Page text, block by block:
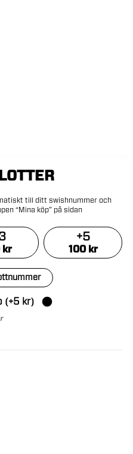
till ditt swishnummer och
“Mina köp” på sidan
kr
+5
100kr
(+5 kr)